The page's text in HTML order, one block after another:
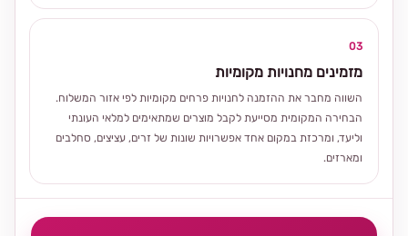
03
מזמינים מחנויות מקומיות
השווה מחבר את ההזמנה לחנויות פרחים מקומיות לפי אזור המשלוח.
הבחירה המקומית מסייעת לקבל מוצרים שמתאימים למלאי העונתי
וליעד, ומרכזת במקום אחד אפשרויות שונות של זרים, עציצים, סחלבים
ומארזים.